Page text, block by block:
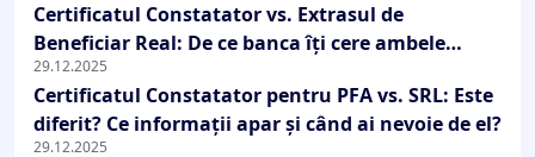
Certificatul Constatator vs. Extrasul de
Beneficiar Real: De ce banca îți cere ambele
documente?
29.12.2025
Certificatul Constatator pentru PFA vs. SRL: Este
diferit? Ce informații apar și când ai nevoie de el?
29.12.2025